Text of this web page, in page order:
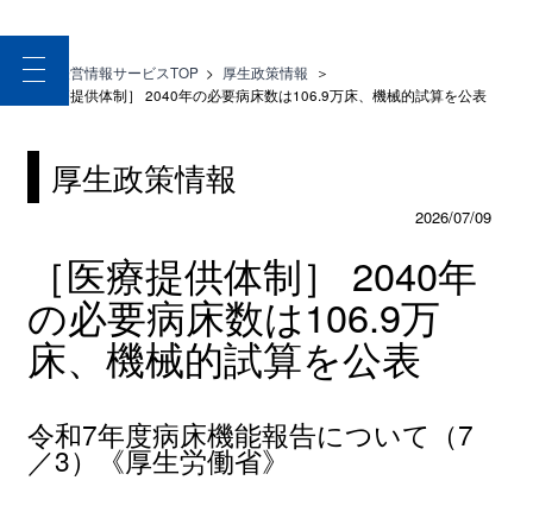
toggle
navigation
医療経営情報サービスTOP > 厚生政策情報 ＞
［医療提供体制］ 2040年の必要病床数は106.9万床、機械的試算を公表
厚生政策情報
2026/07/09
［医療提供体制］ 2040年
の必要病床数は106.9万
床、機械的試算を公表
令和7年度病床機能報告について（7
／3）《厚生労働省》